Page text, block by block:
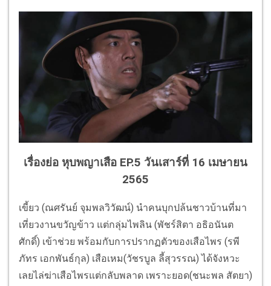
เรื่องย่อ หุบพญาเสือ EP.5 วันเสาร์ที่ 16 เมษายน
2565
เขี้ยว (ณศรันย์ จุมพลวิวัฒน์) นำคนบุกปล้นชาวบ้านที่มา
เที่ยวงานขวัญข้าว แต่กลุ่มไพลิน (พัชร์สิตา อธิอนันต
ศักดิ์) เข้าช่วย พร้อมกับการปรากฏตัวของเสือไพร (รพี
ภัทร เอกพันธ์กุล) เสือเหม(วัชรบูล ลี้สุวรรณ) ได้จังหวะ
เลยไล่ฆ่าเสือไพรแต่กลับพลาด เพราะยอด(ชนะพล สัตยา)